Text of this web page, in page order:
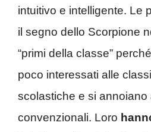
intuitivo e intelligente. Le
il segno dello Scorpione
“primi della classe”
poco interessati alle
scolastiche e si annoiano
convenzionali. Loro